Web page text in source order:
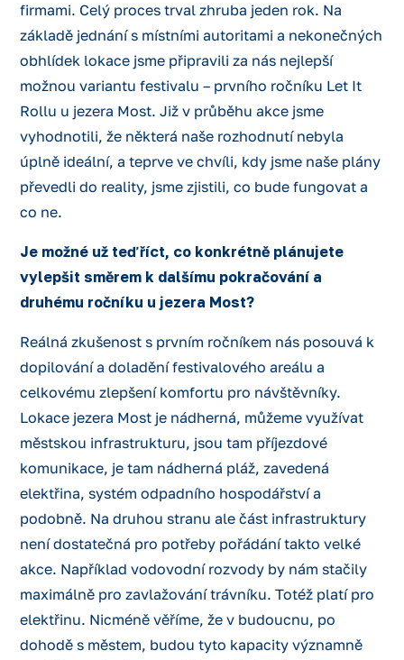
firmami. Celý proces trval zhruba jeden rok. Na
základě jednání s místními autoritami a nekonečných
obhlídek lokace jsme připravili za nás nejlepší
možnou variantu festivalu – prvního ročníku Let It
Rollu u jezera Most. Již v průběhu akce jsme
vyhodnotili, že některá naše rozhodnutí nebyla
úplně ideální, a teprve ve chvíli, kdy jsme naše plány
převedli do reality, jsme zjistili, co bude fungovat a
co ne.
Je možné už teď říct, co konkrétně plánujete
vylepšit směrem k dalšímu pokračování a
druhému ročníku u jezera Most?
Reálná zkušenost s prvním ročníkem nás posouvá k
dopilování a doladění festivalového areálu a
celkovému zlepšení komfortu pro návštěvníky.
Lokace jezera Most je nádherná, můžeme využívat
městskou infrastrukturu, jsou tam příjezdové
komunikace, je tam nádherná pláž, zavedená
elektřina, systém odpadního hospodářství a
podobně. Na druhou stranu ale část infrastruktury
není dostatečná pro potřeby pořádání takto velké
akce. Například vodovodní rozvody by nám stačily
maximálně pro zavlažování trávníku. Totéž platí pro
elektřinu. Nicméně věříme, že v budoucnu, po
dohodě s městem, budou tyto kapacity významně